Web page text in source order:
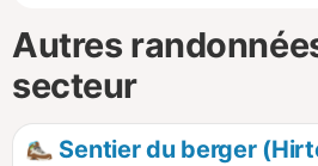
Autres
secteur
Sentier du berger